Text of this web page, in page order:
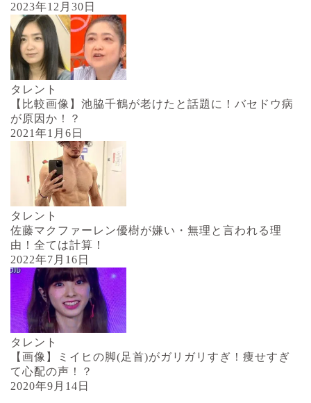
2023年12月30日
タレント
【比較画像】池脇千鶴が老けたと話題に！バセドウ病
が原因か！？
2021年1月6日
タレント
佐藤マクファーレン優樹が嫌い・無理と言われる理
由！全ては計算！
2022年7月16日
タレント
【画像】ミイヒの脚(足首)がガリガリすぎ！痩せすぎ
て心配の声！？
2020年9月14日